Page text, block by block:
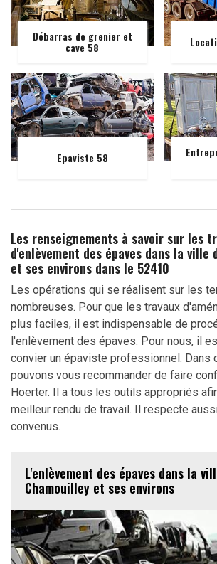
Débarras de grenier et
cave 58
Epaviste 58
Les renseignements à savoir sur les
d'enlèvement des épaves dans la ville
et ses environs dans le 52410
Les opérations qui se réalisent sur les
nombreuses. Pour que les travaux
plus faciles, il est indispensable de
l'enlèvement des épaves. Pour nous, il
convier un épaviste professionnel. Dans
pouvons vous recommander de faire
Hoerter. Il a tous les outils appropriés
meilleur rendu de travail. Il respecte
convenus.
L'enlèvement des épaves dans la
Chamouilley et ses environs